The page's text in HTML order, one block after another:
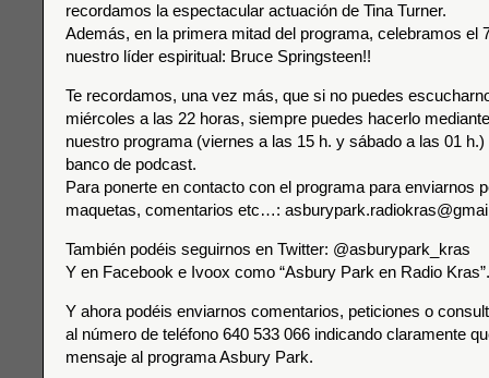
recordamos la espectacular actuación de Tina Turner.
Además, en la primera mitad del programa, celebramos el
nuestro líder espiritual: Bruce Springsteen!!
Te recordamos, una vez más, que si no puedes
miércoles a las 22 horas, siempre puedes hacerlo
nuestro programa (viernes a las 15 h. y sábado a las 01
banco de podcast.
Para ponerte en contacto con el programa para enviarnos
maquetas, comentarios etc…:
También podéis seguirnos en Twitter: @asburypark_kras
Y en Facebook e Ivoox como “Asbury Park en Radio Kras”.
Y ahora podéis enviarnos comentarios, peticiones o
al número de teléfono 640 533 066 indicando claramente
mensaje al programa Asbury Park.